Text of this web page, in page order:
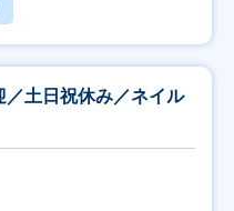
土日祝休み／ネイル